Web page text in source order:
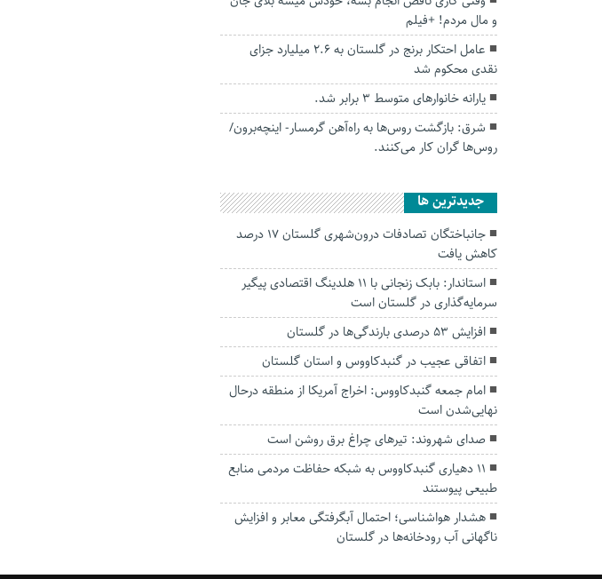
و‌ مال مردم! +فیلم
عامل احتکار برنج در گلستان به ۲.۶ میلیارد جزای
نقدی محکوم شد
یارانه خانوارهای متوسط ۳ برابر شد.
شرق: بازگشت روس‌ها به راه‌آهن گرمسار- اینچه‌برون/
روس‌ها گران کار می‌کنند.
جديدترين ها
جانباختگان تصادفات درون‌شهری گلستان ۱۷ درصد
کاهش یافت
استاندار: بابک زنجانی با ۱۱ هلدینگ اقتصادی پیگیر
سرمایه‌گذاری در گلستان است
افزایش ۵۳ درصدی بارندگی‌ها در گلستان
اتفاقی عجیب در‌ گنبدکاووس و استان گلستان
امام جمعه گنبدکاووس: اخراج آمریکا از منطقه درحال
نهایی‌شدن است
صدای شهروند: تیرهای چراغ برق روشن است
۱۱ دهیاری گنبدکاووس به شبکه حفاظت مردمی منابع
طبیعی پیوستند
هشدار هواشناسی؛ احتمال آبگرفتگی معابر و افزایش
ناگهانی آب رودخانه‌ها در گلستان